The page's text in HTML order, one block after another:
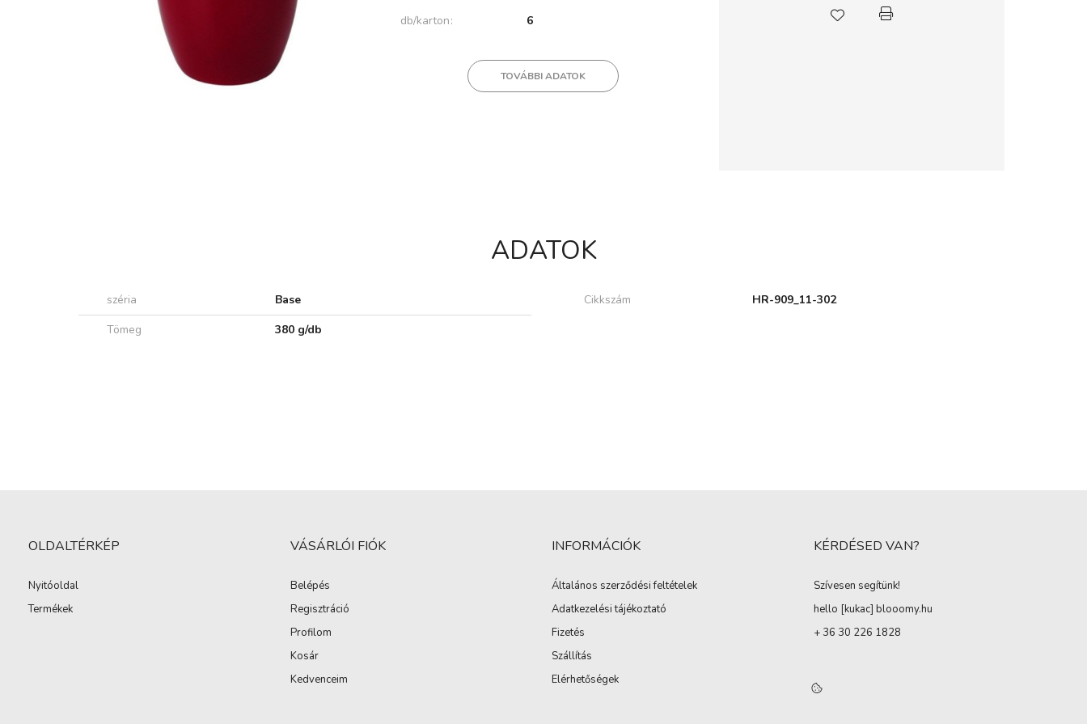
db/karton
6
TOVÁBBI ADATOK
ADATOK
széria Base Cikkszám
HR-909_11-302
Tömeg
380 g/db
OLDALTÉRKÉP
Nyitóoldal
Termékek
VÁSÁRLÓI FIÓK
Belépés
Regisztráció
Profilom
Kosár
Kedvenceim
INFORMÁCIÓK
Általános szerződési feltételek
Adatkezelési tájékoztató
Fizetés
Szállítás
Elérhetőségek
KÉRDÉSED VAN?
Szívesen segítünk!
hello [kukac] blooomy.hu
+ 36 30 226 1828